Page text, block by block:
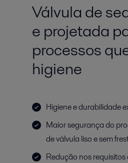
Válvula de
e projetada
processos
higiene
Higiene e durabilidade
Maior segurança do
de válvula liso e sem
Redução nos